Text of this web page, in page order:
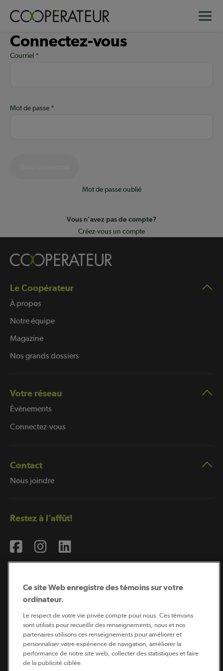
principal
Connectez-vous
Courriel
Mot de passe
Mot de passe oublié
Vous n’avez pas de compte?
Créez-vous un compte
Le Coopérateur
À propos
Notre équipe
Magazine
Nos grands dossiers
Votre réseau
Évènements
Connectez-vous
Contact
Nous joindre
Restez à l’affût!
Coopérateur est publié par Sollio Groupe Coopératif.
Il est l’outil d’information de la coopération agricole
québécoise.
Ce site Web enregistre des témoins sur votre
ordinateur.
Le respect de votre vie privée compte pour nous. Ces témoins
sont utilisés pour recueillir des renseignements, nous et nos
partenaires utilisons ces renseignements pour améliorer et
personnaliser votre expérience de navigation, améliorer la
performance de notre site web, collecter des statistiques et faire
de la publicité ciblée.